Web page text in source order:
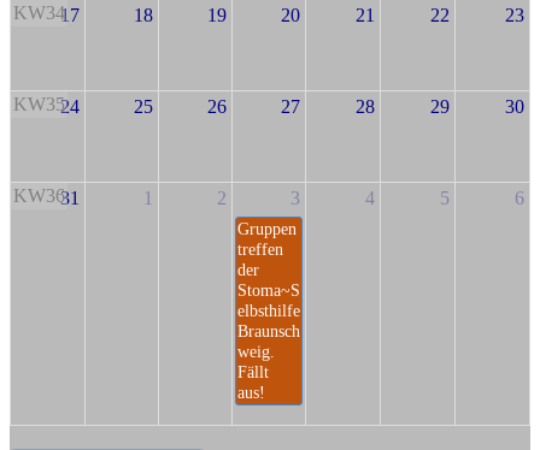
KW3417 18 19 20 21 22 23
KW3524 25 26 27 28 29 30
KW3631 1 2 3
Gruppen
treffen
der
Stoma~S
elbsthilfe
Braunsch
weig.
Fällt
aus!
4 5 6